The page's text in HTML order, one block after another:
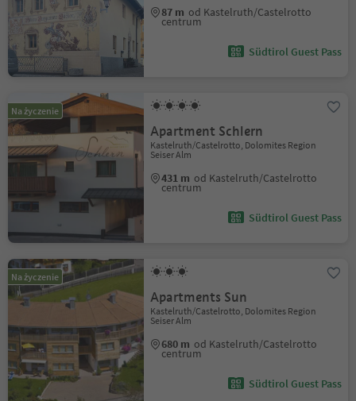
87 m od Kastelruth/Castelrotto
centrum
Südtirol Guest Pass
Na życzenie
Apartment Schlern
Kastelruth/Castelrotto, Dolomites Region
Seiser Alm
431 m od Kastelruth/Castelrotto
centrum
Südtirol Guest Pass
Na życzenie
Apartments Sun
Kastelruth/Castelrotto, Dolomites Region
Seiser Alm
680 m od Kastelruth/Castelrotto
centrum
Südtirol Guest Pass